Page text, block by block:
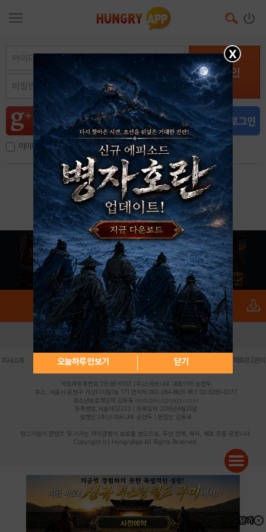
로그인
아이디, 이메일 저장
아이디 / 비밀번호 찾기 회원가입
X
오늘하루 안보기 닫기
로그인 PC버전 전체앱
회사소개 | 개인정보 처리방침 불법촬영물 신고센터 제휴광고문의
사업자등록번호:119-86-61101 (주)스마트나우 대표이사:송현두
주소: 서울시 금천구 가산디지털1로 171 연락처:063-284-8635 팩스:02-6265-0377
청소년보호책임자:김동욱 desk@hungryapp.co.kr
등록번호:서울아02322 | 등록일자:2016년4월25일
발행인:(주)스마트나우 송현두 | 편집인:김동욱
헝그리앱의 콘텐츠 및 기사는 저작권법의 보호를 받으므로, 무단 전재, 복사, 배포 등을 금합니다.
Copyright (c) HungryApp All Rights Reserved.